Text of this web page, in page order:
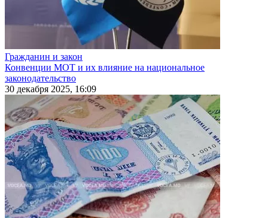
Гражданин и закон
Конвенции МОТ и их влияние на национальное
законодательство
30 декабря 2025, 16:09